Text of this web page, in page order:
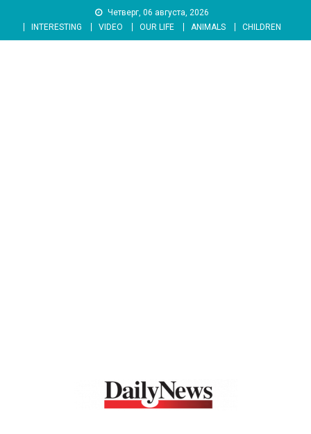
content
Четверг, 06 августа, 2026
INTERESTING
VIDEO OUR LIFE ANIMALS CHILDREN